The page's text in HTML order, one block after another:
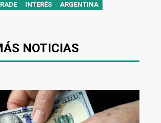
INTERÉS ARGENTINA
NOTICIAS